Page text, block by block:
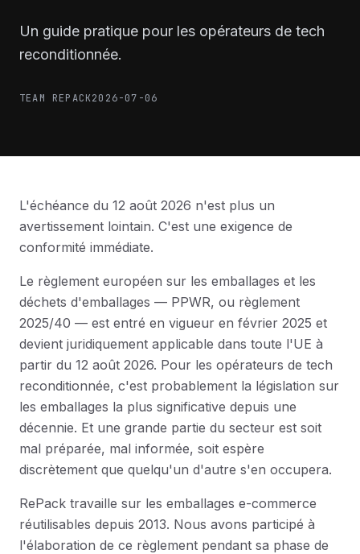
Un guide pratique pour les opérateurs de tech
reconditionnée.
TEAM REPACK2026-07-06
L'échéance du 12 août 2026 n'est plus un
avertissement lointain. C'est une exigence de
conformité immédiate.
Le règlement européen sur les emballages et les
déchets d'emballages — PPWR, ou règlement
2025/40 — est entré en vigueur en février 2025 et
devient juridiquement applicable dans toute l'UE à
partir du 12 août 2026. Pour les opérateurs de tech
reconditionnée, c'est probablement la législation sur
les emballages la plus significative depuis une
décennie. Et une grande partie du secteur est soit
mal préparée, mal informée, soit espère
discrètement que quelqu'un d'autre s'en occupera.
RePack travaille sur les emballages e-commerce
réutilisables depuis 2013. Nous avons participé à
l'élaboration de ce règlement pendant sa phase de